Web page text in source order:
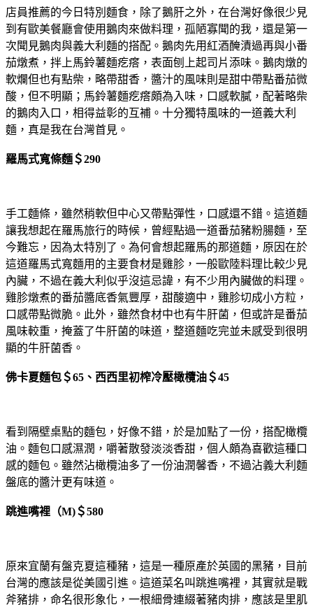
店員推薦的今日特別麵食，除了鵝肝之外，在台灣好像很少見
到有歐美餐廳會使用鵝肉來做料理，孤陋寡聞的我，還是第一
次聞見鵝肉與義大利麵的搭配。鵝肉先用紅酒醃漬過再與小番
茄燉煮，拌上馬鈴薯麵疙瘩，表面刨上起司片添味。鵝肉燉的
軟爛但也有點柴，略帶甜香，醬汁的風味則是甜中帶點番茄微
酸，但不明顯；馬鈴薯麵疙瘩頗為入味，口感軟膩，配著略柴
的鵝肉入口，相得益彰的互補。十分獨特風味的一道義大利
麵，真是我在台灣首見。
羅馬式寬條麵＄290
手工麵條，雖然稍軟但中心又帶點彈性，口感還不錯。這道麵
讓我想起在羅馬旅行的時候，曾經點過一道番茄豬粉腸麵，至
今難忘，因為太特別了。為何會想起羅馬的那道麵，原因在於
這道羅馬式寬麵用的主要食材是雞胗，一般歐陸料理比較少見
內臟，不過在義大利似乎沒這忌諱，有不少用內臟做的料理。
雞胗燉煮的番茄醬底香氣豐厚，甜酸適中，雞胗切成小方粒，
口感帶點微脆。此外，雖然食材中也有牛肝菌，但或許是番茄
風味較重，掩蓋了牛肝菌的味道，整道麵吃完並未感受到很明
顯的牛肝菌香。
佛卡夏麵包＄65、西西里初榨冷壓橄欖油＄45
看到隔壁桌點的麵包，好像不錯，於是加點了一份，搭配橄欖
油。麵包口感濕潤，嚼著散發淡淡香甜，個人頗為喜歡這種口
感的麵包。雖然沾橄欖油多了一份油潤馨香，不過沾義大利麵
盤底的醬汁更有味道。
跳進嘴裡（M)＄580
原來宜蘭有盤克夏這種豬，這是一種原產於英國的黑豬，目前
台灣的應該是從美國引進。這道菜名叫跳進嘴裡，其實就是戰
斧豬排，命名很形象化，一根細骨連綴著豬肉排，應該是里肌